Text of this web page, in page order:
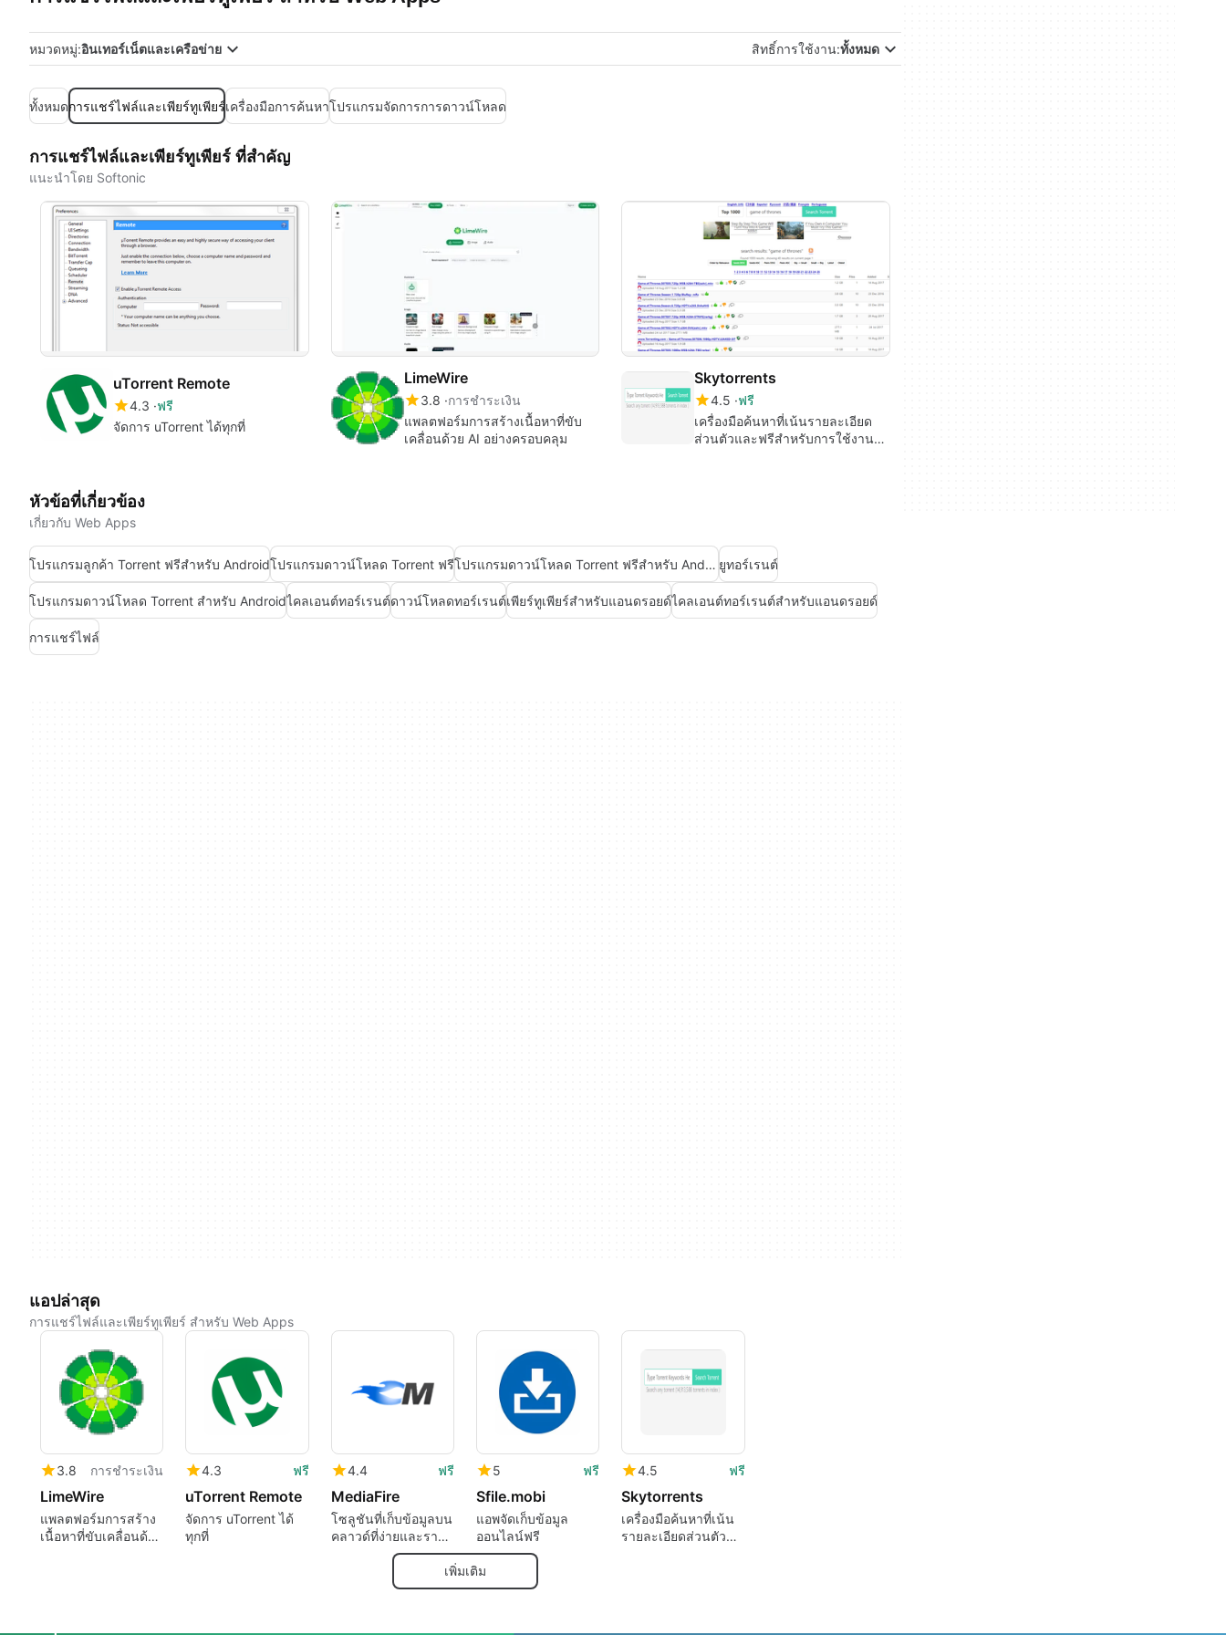
หมวดหมู่:อินเทอร์เน็ตและเครือข่าย สิทธิ์การใช้งาน:ทั้งหมด
ทั้งหมดการแชร์ไฟล์และเพียร์ทูเพียร์เครื่องมือการค้นหาโปรแกรมจัดการการดาวน์โหลด
การแชร์ไฟล์และเพียร์ทูเพียร์ ที่สำคัญ
แนะนำโดย Softonic
uTorrent Remote
4.3 ฟรี
จัดการ uTorrent ได้ทุกที่
LimeWire
3.8 การชำระเงิน
แพลตฟอร์มการสร้างเนื้อหาที่ขับ
เคลื่อนด้วย AI อย่างครอบคลุม
Skytorrents
4.5 ฟรี
เครื่องมือค้นหาที่เน้นรายละเอียด
ส่วนตัวและฟรีสำหรับการใช้งาน
หัวข้อที่เกี่ยวข้อง
เกี่ยวกับ Web Apps
โปรแกรมลูกค้า Torrent ฟรีสำหรับ Androidโปรแกรมดาวน์โหลด Torrent ฟรี โปรแกรมดาวน์โหลด Torrent ฟรีสำหรับ Android ยูทอร์เรนต์
โปรแกรมดาวน์โหลด Torrent สำหรับ Androidไคลเอนต์ทอร์เรนต์ดาวน์โหลดทอร์เรนต์เพียร์ทูเพียร์สำหรับแอนดรอยด์ไคลเอนต์ทอร์เรนต์สำหรับแอนดรอยด์
การแชร์ไฟล์
แอปล่าสุด
การแชร์ไฟล์และเพียร์ทูเพียร์ สำหรับ Web Apps
3.8 การชำระเงิน
LimeWire
แพลตฟอร์มการสร้าง
เนื้อหาที่ขับเคลื่อนด้วย
4.3 ฟรี
uTorrent Remote
จัดการ uTorrent ได้
ทุกที่
4.4 ฟรี
MediaFire
โซลูชันที่เก็บข้อมูลบน
คลาวด์ที่ง่ายและราคา
5 ฟรี
Sfile.mobi
แอพจัดเก็บข้อมูล
ออนไลน์ฟรี
4.5 ฟรี
Skytorrents
เครื่องมือค้นหาที่เน้น
รายละเอียดส่วนตัว
เพิ่มเติม